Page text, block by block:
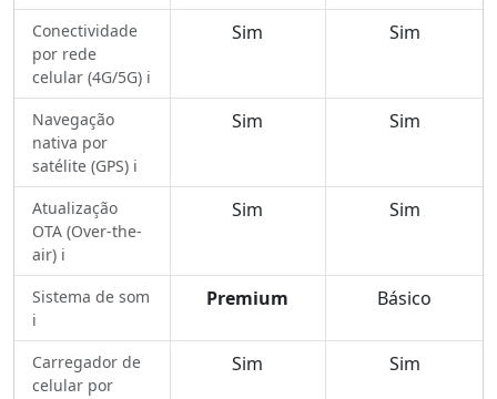
Conectividade
por rede
celular (4G/5G) ℹ️
Sim Sim
Navegação
nativa por
satélite (GPS) ℹ️
Sim Sim
Atualização
OTA (Over-the-
air) ℹ️
Sim Sim
Sistema de som
ℹ️
Premium Básico
Carregador de
celular por
Sim Sim